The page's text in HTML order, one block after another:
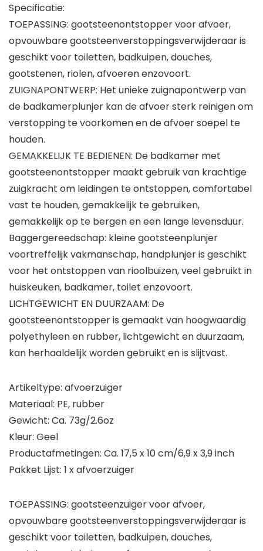
Specificatie:
TOEPASSING: gootsteenontstopper voor afvoer,
opvouwbare gootsteenverstoppingsverwijderaar is
geschikt voor toiletten, badkuipen, douches,
gootstenen, riolen, afvoeren enzovoort.
ZUIGNAPONTWERP: Het unieke zuignapontwerp van
de badkamerplunjer kan de afvoer sterk reinigen om
verstopping te voorkomen en de afvoer soepel te
houden.
GEMAKKELIJK TE BEDIENEN: De badkamer met
gootsteenontstopper maakt gebruik van krachtige
zuigkracht om leidingen te ontstoppen, comfortabel
vast te houden, gemakkelijk te gebruiken,
gemakkelijk op te bergen en een lange levensduur.
Baggergereedschap: kleine gootsteenplunjer
voortreffelijk vakmanschap, handplunjer is geschikt
voor het ontstoppen van rioolbuizen, veel gebruikt in
huiskeuken, badkamer, toilet enzovoort.
LICHTGEWICHT EN DUURZAAM: De
gootsteenontstopper is gemaakt van hoogwaardig
polyethyleen en rubber, lichtgewicht en duurzaam,
kan herhaaldelijk worden gebruikt en is slijtvast.
Artikeltype: afvoerzuiger
Materiaal: PE, rubber
Gewicht: Ca. 73g/2.6oz
Kleur: Geel
Productafmetingen: Ca. 17,5 x 10 cm/6,9 x 3,9 inch
Pakket Lijst: 1 x afvoerzuiger
TOEPASSING: gootsteenzuiger voor afvoer,
opvouwbare gootsteenverstoppingsverwijderaar is
geschikt voor toiletten, badkuipen, douches,